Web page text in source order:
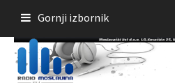
sadržaja
Gornji izbornik